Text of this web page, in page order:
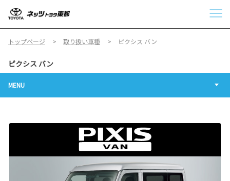
トップページ 取り扱い車種 ピクシス バン
ピクシス バン
MENU